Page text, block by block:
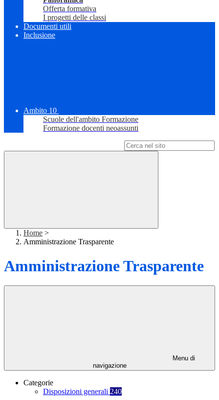
Offerta formativa
I progetti delle classi
Documenti utili
Inclusione
Ambito 10
Scuole dell'ambito Formazione
Formazione docenti neoassunti
Home >
Amministrazione Trasparente
Amministrazione Trasparente
Menu di
navigazione
Categorie
Disposizioni generali 240